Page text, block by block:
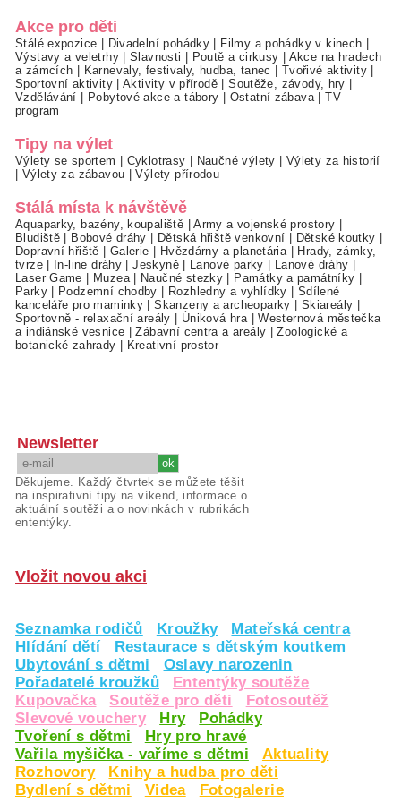
Akce pro děti
Stálé expozice | Divadelní pohádky | Filmy a pohádky v kinech |
Výstavy a veletrhy|Slavnosti | Poutě a cirkusy | Akce na hradech
a zámcích | Karnevaly, festivaly, hudba, tanec | Tvořivé aktivity |
Sportovní aktivity|Aktivity v přírodě |Soutěže, závody, hry |
Vzdělávání | Pobytové akce a tábory | Ostatní zábava |TV
program
Tipy na výlet
Výlety se sportem | Cyklotrasy | Naučné výlety | Výlety za historií
| Výlety za zábavou |Výlety přírodou
Stálá místa k návštěvě
Aquaparky, bazény, koupaliště |Army a vojenské prostory |
Bludiště | Bobové dráhy | Dětská hřiště venkovní | Dětské koutky |
Dopravní hřiště | Galerie | Hvězdárny a planetária | Hrady, zámky,
tvrze| In-line dráhy |Jeskyně| Lanové parky | Lanové dráhy |
Laser Game | Muzea| Naučné stezky | Památky a památníky |
Parky| Podzemní chodby | Rozhledny a vyhlídky | Sdílené
kanceláře pro maminky |Skanzeny a archeoparky | Skiareály |
Sportovně - relaxační areály | Úniková hra |Westernová městečka
a indiánské vesnice |Zábavní centra a areály |Zoologické a
botanické zahrady | Kreativní prostor
Newsletter
Děkujeme. Každý čtvrtek se můžete těšit
na inspirativní tipy na víkend, informace o
aktuální soutěži a o novinkách v rubrikách
ententýky.
Vložit novou akci
Seznamka rodičů Kroužky
Mateřská centra
Hlídání dětí
Restaurace s dětským koutkem
Ubytování s dětmi
Oslavy narozenin
Pořadatelé kroužků
Ententýky soutěže
Kupovačka
Soutěže pro děti
Fotosoutěž
Slevové vouchery
Hry
Pohádky
Tvoření s dětmi
Hry pro hravé
Vařila myšička - vaříme s dětmi
Aktuality
Rozhovory
Knihy a hudba pro děti
Bydlení s dětmi
Videa
Fotogalerie